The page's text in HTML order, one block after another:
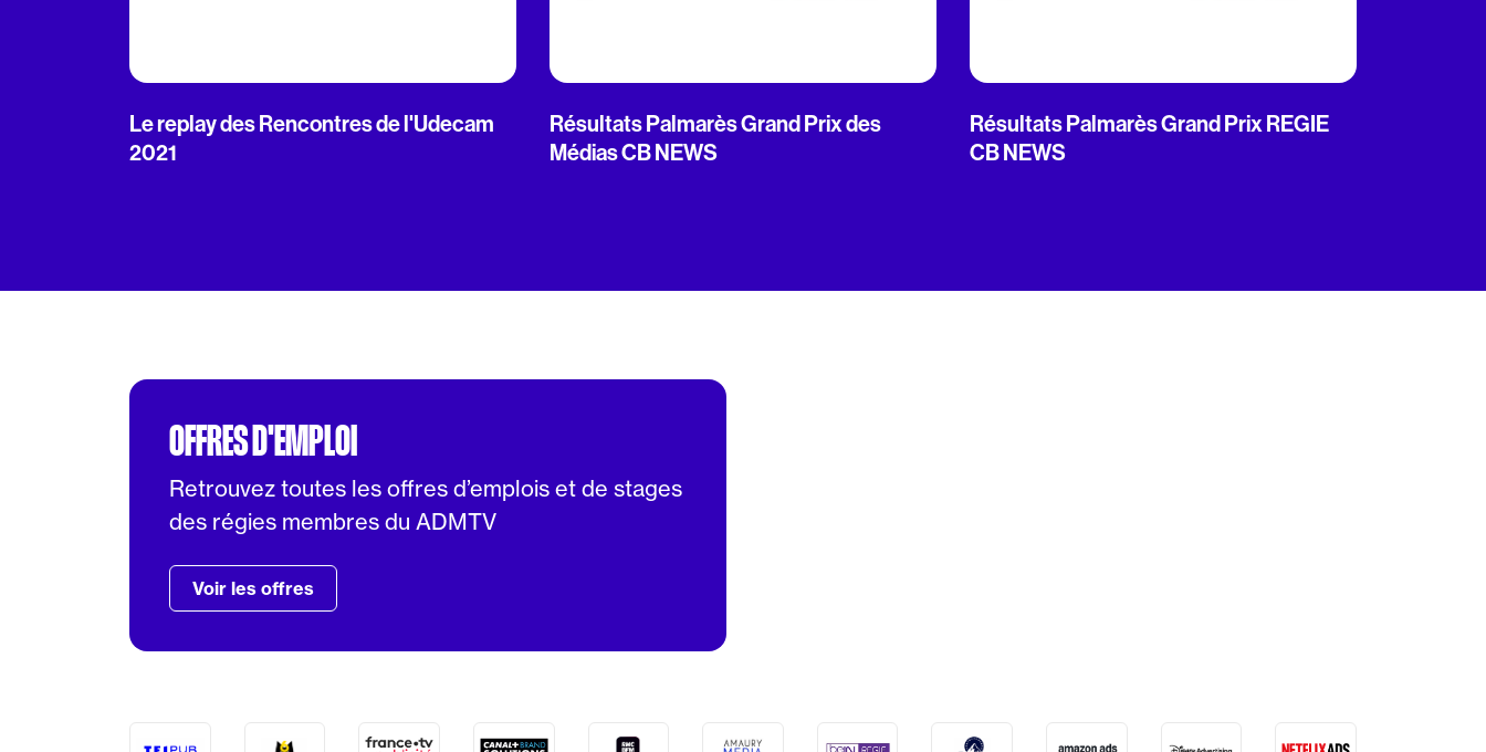
Le replay des Rencontres de l'Udecam
2021
Résultats Palmarès Grand Prix des
Médias CB NEWS
Résultats Palmarès Grand Prix REGIE
CB NEWS
OFFRES D'EMPLOI
Retrouvez toutes les offres d’emplois et de stages
des régies membres du ADMTV
Voir les offres